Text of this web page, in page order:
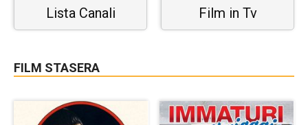
Lista Canali Film in Tv
FILM STASERA